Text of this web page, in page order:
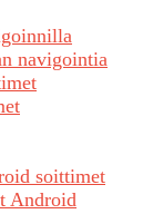
navigointia
soittimet
Android